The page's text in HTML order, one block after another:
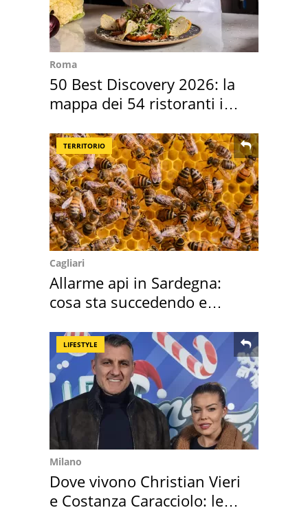
Roma
50 Best Discovery 2026: la
mappa dei 54 ristoranti in
TERRITORIO
Cagliari
Allarme api in Sardegna:
cosa sta succedendo e
LIFESTYLE
Milano
Dove vivono Christian Vieri
e Costanza Caracciolo: le